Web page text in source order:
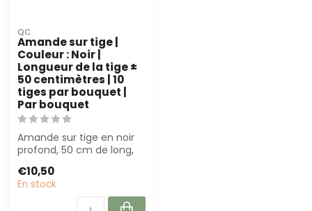
QC
Amande sur tige |
Couleur : Noir |
Longueur de la tige ±
50 centimètres | 10
tiges par bouquet |
Par bouquet
Amande sur tige en noir
profond, 50 cm de long,
Parfait...
€10,50
En stock